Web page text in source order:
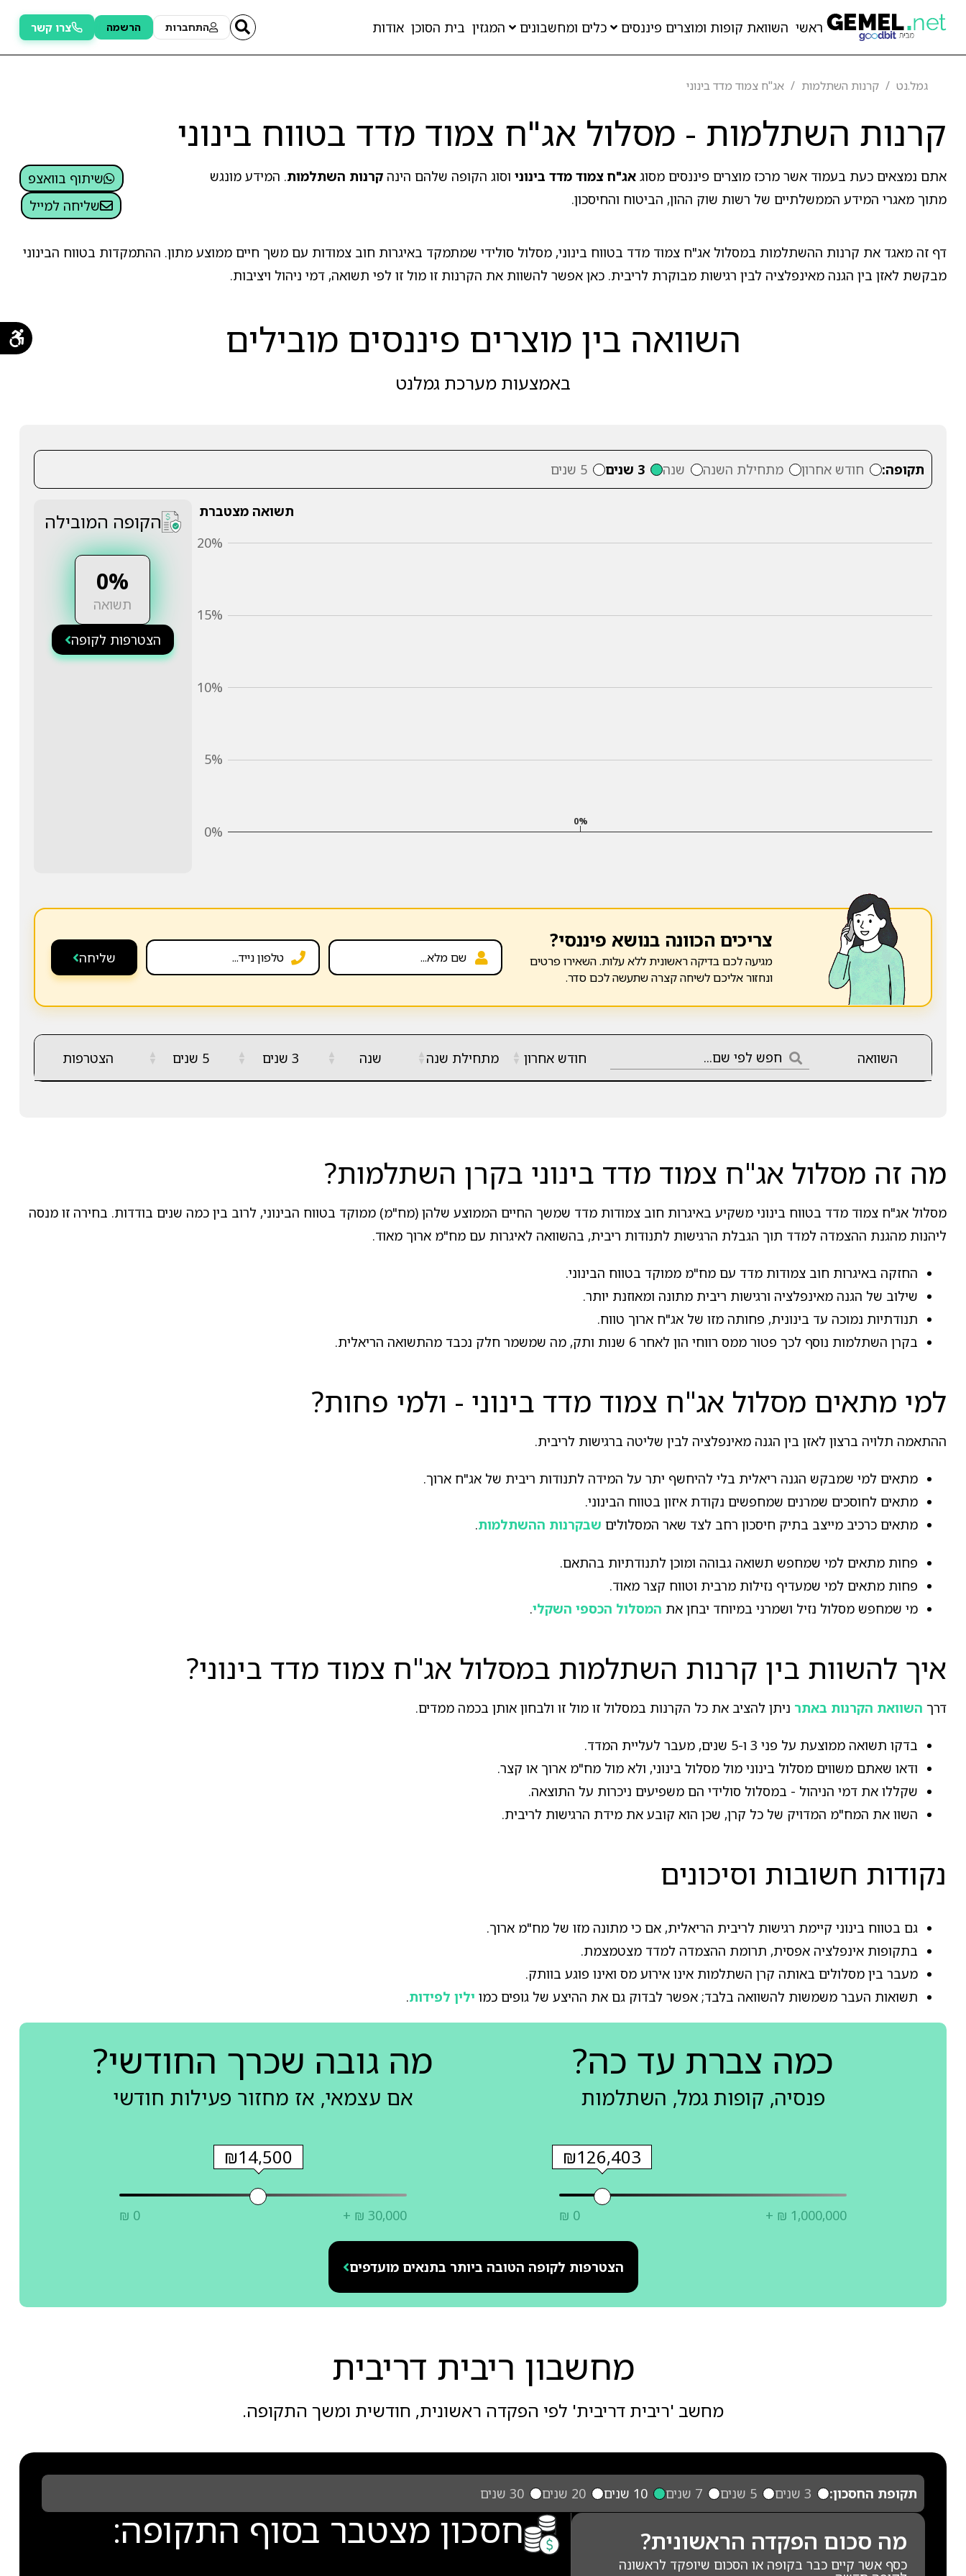
ראשי השוואת קופות ומוצרים פיננסים כלים ומחשבונים המגזין בית הסוכן אודות התחברות הרשמה צרו קשר
גמל.נט קרנות השתלמות אג"ח צמוד מדד בינוני
קרנות השתלמות - מסלול אג"ח צמוד מדד בטווח בינוני
אתם נמצאים כעת בעמוד אשר מרכז מוצרים פיננסים מסוג אג"ח צמוד מדד בינוניוסוג הקופה שלהם הינה קרנות השתלמות. המידע מונגש
מתוך מאגרי המידע הממשלתיים של רשות שוק ההון, הביטוח והחיסכון.
שיתוף בוואצפ
שליחה למייל
דף זה מאגד את קרנות ההשתלמות במסלול אג"ח צמוד מדד בטווח בינוני, מסלול סולידי שמתמקד באיגרות חוב צמודות עם משך חיים ממוצע מתון. ההתמקדות בטווח הבינוני
מבקשת לאזן בין הגנה מאינפלציה לבין רגישות מבוקרת לריבית. כאן אפשר להשוות את הקרנות זו מול זו לפי תשואה, דמי ניהול ויציבות.
השוואה בין מוצרים פיננסים מובילים
באמצעות מערכת גמלנט
תקופה: חודש אחרון מתחילת השנה שנה 3 שנים 5 שנים
תשואה מצטברת
0%
5%
10%
15%
20%
0%
הקופה המובילה
0%
תשואה
הצטרפות לקופה
צריכים הכוונה בנושא פיננסי?
מגיעה לכם בדיקה ראשונית ללא עלות. השאירו פרטים
ונחזור אליכם לשיחה קצרה שתעשה לכם סדר.
שליחה
השוואה חודש אחרון ▲
▼ מתחילת שנה▲
▼ שנה ▲
▼ 3 שנים ▲
▼ 5 שנים ▲
▼ הצטרפות
מה זה מסלול אג"ח צמוד מדד בינוני בקרן השתלמות?
מסלול אג"ח צמוד מדד בטווח בינוני משקיע באיגרות חוב צמודות מדד שמשך החיים הממוצע שלהן (מח"מ) ממוקד בטווח הבינוני, לרוב בין כמה שנים בודדות. בחירה זו מנסה
ליהנות מהגנת ההצמדה למדד תוך הגבלת הרגישות לתנודות ריבית, בהשוואה לאיגרות עם מח"מ ארוך מאוד.
החזקה באיגרות חוב צמודות מדד עם מח"מ ממוקד בטווח הבינוני.
שילוב של הגנה מאינפלציה ורגישות ריבית מתונה ומאוזנת יותר.
תנודתיות נמוכה עד בינונית, פחותה מזו של אג"ח ארוך טווח.
בקרן השתלמות נוסף לכך פטור ממס רווחי הון לאחר 6 שנות ותק, מה שמשמר חלק נכבד מהתשואה הריאלית.
למי מתאים מסלול אג"ח צמוד מדד בינוני - ולמי פחות?
ההתאמה תלויה ברצון לאזן בין הגנה מאינפלציה לבין שליטה ברגישות לריבית.
מתאים למי שמבקש הגנה ריאלית בלי להיחשף יתר על המידה לתנודות ריבית של אג"ח ארוך.
מתאים לחוסכים שמרנים שמחפשים נקודת איזון בטווח הבינוני.
מתאים כרכיב מייצב בתיק חיסכון רחב לצד שאר המסלולים שבקרנות ההשתלמות.
פחות מתאים למי שמחפש תשואה גבוהה ומוכן לתנודתיות בהתאם.
פחות מתאים למי שמעדיף נזילות מרבית וטווח קצר מאוד.
מי שמחפש מסלול נזיל ושמרני במיוחד יבחן את המסלול הכספי השקלי.
איך להשוות בין קרנות השתלמות במסלול אג"ח צמוד מדד בינוני?
דרך השוואת הקרנות באתרניתן להציב את כל הקרנות במסלול זו מול זו ולבחון אותן בכמה ממדים.
בדקו תשואה ממוצעת על פני 3 ו-5 שנים, מעבר לעליית המדד.
ודאו שאתם משווים מסלול בינוני מול מסלול בינוני, ולא מול מח"מ ארוך או קצר.
שקללו את דמי הניהול - במסלול סולידי הם משפיעים ניכרות על התוצאה.
השוו את המח"מ המדויק של כל קרן, שכן הוא קובע את מידת הרגישות לריבית.
נקודות חשובות וסיכונים
גם בטווח בינוני קיימת רגישות לריבית הריאלית, אם כי מתונה מזו של מח"מ ארוך.
בתקופות אינפלציה אפסית, תרומת ההצמדה למדד מצטמצמת.
מעבר בין מסלולים באותה קרן השתלמות אינו אירוע מס ואינו פוגע בוותק.
תשואות העבר משמשות להשוואה בלבד; אפשר לבדוק גם את ההיצע של גופים כמו ילין לפידות.
כמה צברת עד כה?
פנסיה, קופות גמל, השתלמות
₪126,403
₪ 0 + ₪ 1,000,000
מה גובה שכרך החודשי?
אם עצמאי, אז מחזור פעילות חודשי
₪14,500
₪ 0 + ₪ 30,000
הצטרפות לקופה הטובה ביותר בתנאים מועדפים
מחשבון ריבית דריבית
מחשב 'ריבית דריבית' לפי הפקדה ראשונית, חודשית ומשך התקופה.
תקופת החסכון: 3 שנים 5 שנים 7 שנים 10 שנים 20 שנים 30 שנים
מה סכום הפקדה הראשונית?
כסף אשר קיים כבר בקופה או הסכום שיופקד לראשונה
חסכון מצטבר בסוף התקופה: